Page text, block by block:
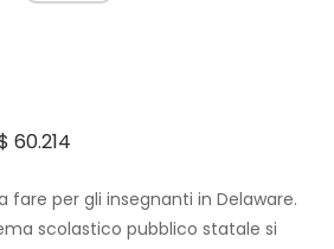
60.214
fare per gli insegnanti in Delaware.
scolastico pubblico statale si